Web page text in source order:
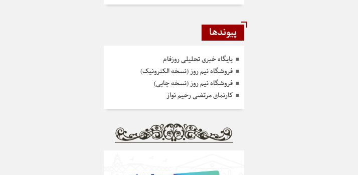
پیوندها
پایگاه خبری تحلیلی روزفام
فروشگاه نیم روز (نسخه الکترونیک)
فروشگاه نیم روز (نسخه چاپی)
کارنمای مرتضی رحیم نواز